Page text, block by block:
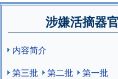
涉嫌活摘器
内容简介
第三批
第二批 第一批